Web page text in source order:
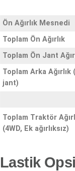
Ön Ağırlık Mesnedi
Toplam Ön Ağırlık
Toplam Ön Jant
Toplam Arka Ağırlık
jant)
Toplam Traktör
(4WD, Ek ağırlıksız)
Lastik